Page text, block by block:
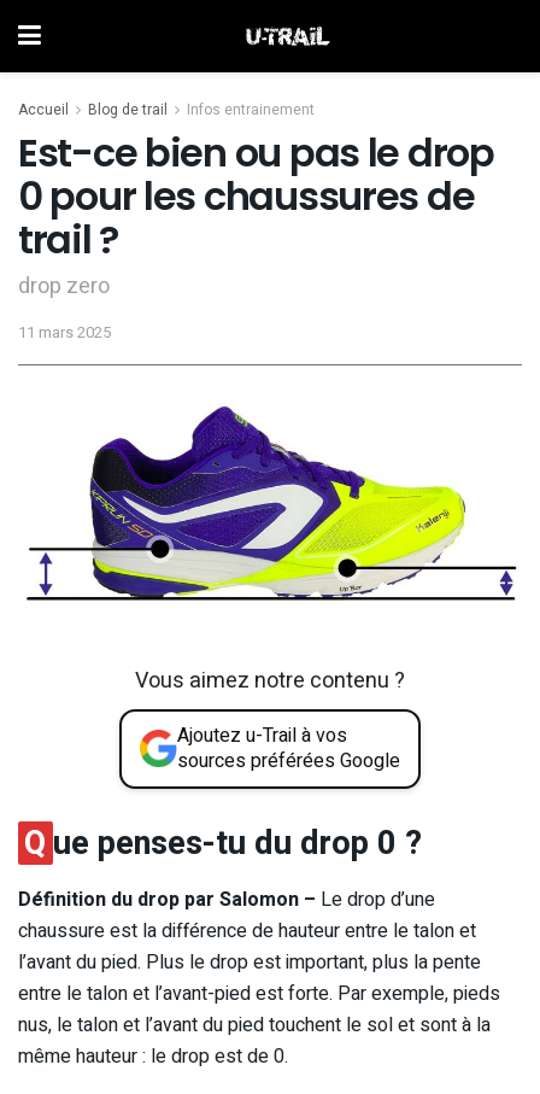
Accueil Blog de trail Infos entrainement
Est-ce bien ou pas le drop
0 pour les chaussures de
trail ?
drop zero
11 mars 2025
Vous aimez notre contenu ?
Ajoutez u-Trail à vos
sources préférées Google
Q ue penses-tu du drop 0 ?
Définition du drop par Salomon – Le drop d’une
chaussure est la différence de hauteur entre le talon et
l’avant du pied. Plus le drop est important, plus la pente
entre le talon et l’avant-pied est forte. Par exemple, pieds
nus, le talon et l’avant du pied touchent le sol et sont à la
même hauteur : le drop est de 0.